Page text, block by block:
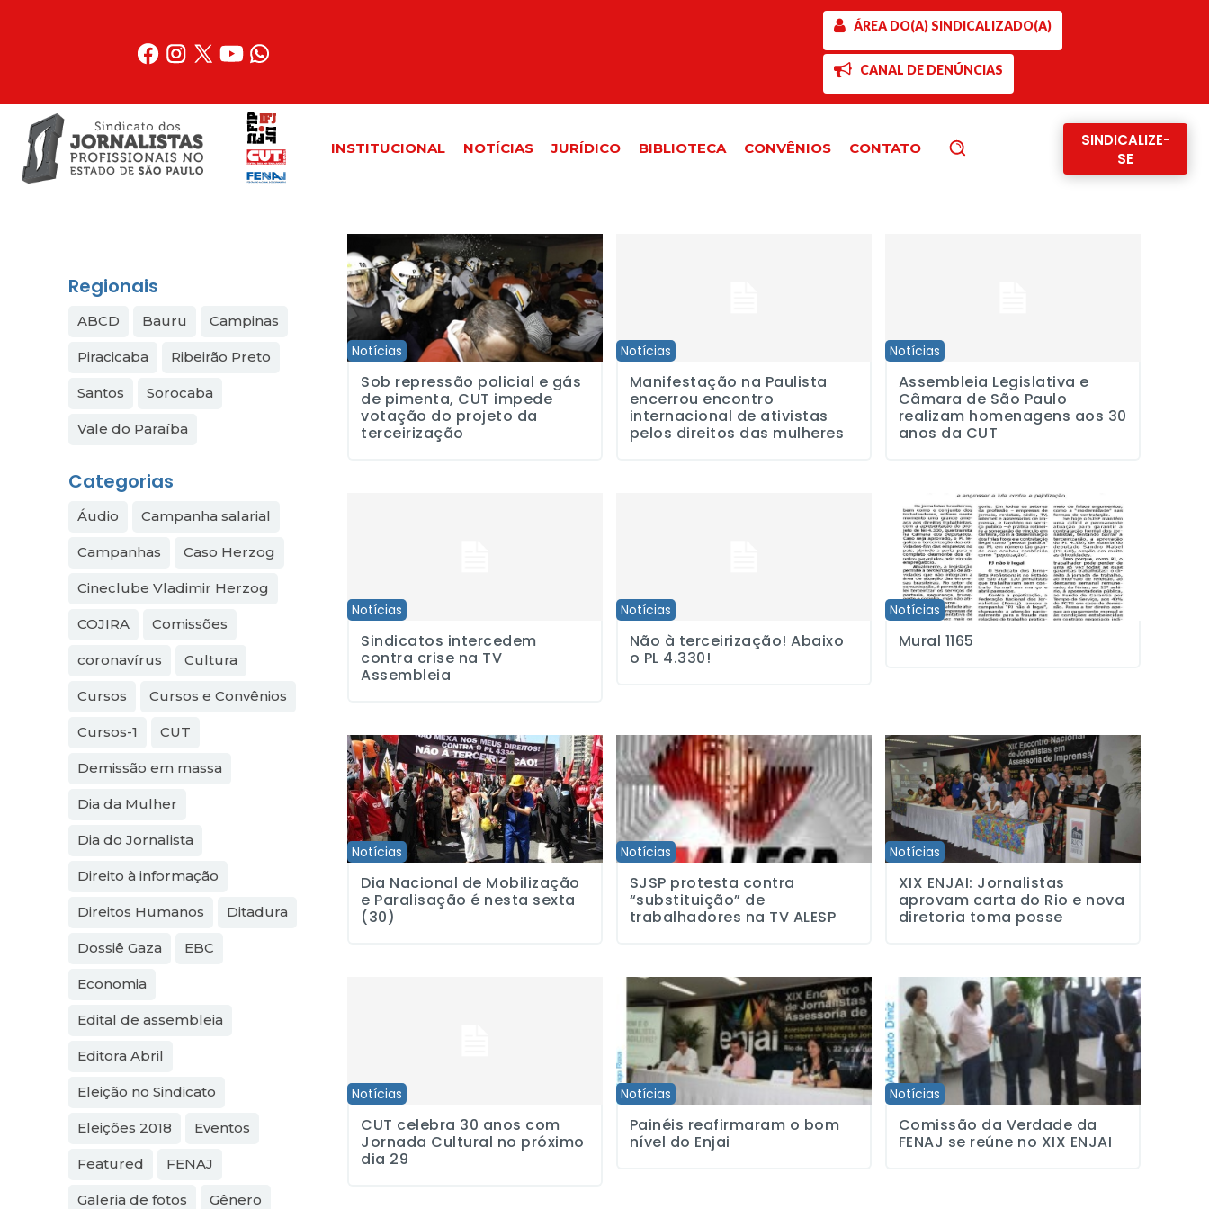
ÁREA DO(A) SINDICALIZADO(A)
CANAL DE DENÚNCIAS
INSTITUCIONAL NOTÍCIAS JURÍDICO BIBLIOTECA CONVÊNIOS CONTATO
SINDICALIZE-
SE
Regionais
ABCD Bauru Campinas
Piracicaba Ribeirão Preto
Santos Sorocaba
Vale do Paraíba
Categorias
Áudio Campanha salarial
Campanhas Caso Herzog
Cineclube Vladimir Herzog
COJIRA Comissões
coronavírus Cultura
Cursos Cursos e Convênios
Cursos-1 CUT
Demissão em massa
Dia da Mulher
Dia do Jornalista
Direito à informação
Direitos Humanos Ditadura
Dossiê Gaza EBC
Economia
Edital de assembleia
Editora Abril
Eleição no Sindicato
Eleições 2018 Eventos
Featured FENAJ
Galeria de fotos Gênero
Notícias
Sob repressão policial e gás de pimenta, CUT impede votação do projeto da terceirização
Sob repressão policial e gás
de pimenta, CUT impede
votação do projeto da
terceirização
Notícias
Manifestação na Paulista
encerrou encontro
internacional de ativistas
pelos direitos das mulheres
Notícias
Assembleia Legislativa e
Câmara de São Paulo
realizam homenagens aos 30
anos da CUT
Notícias
Sindicatos intercedem
contra crise na TV
Assembleia
Notícias
Não à terceirização! Abaixo
o PL 4.330!
Notícias
Mural 1165
Mural 1165
Notícias
Dia Nacional de Mobilização e Paralisação é nesta sexta (30)
Dia Nacional de Mobilização
e Paralisação é nesta sexta
(30)
Notícias
SJSP protesta contra “substituição” de trabalhadores na TV ALESP
SJSP protesta contra
“substituição” de
trabalhadores na TV ALESP
Notícias
XIX ENJAI: Jornalistas aprovam carta do Rio e nova
XIX ENJAI: Jornalistas
aprovam carta do Rio e nova
diretoria toma posse
Notícias
CUT celebra 30 anos com Jornada Cultural no próximo dia 29
CUT celebra 30 anos com
Jornada Cultural no próximo
dia 29
Notícias
Painéis reafirmaram o bom nível do Enjai
Painéis reafirmaram o bom
nível do Enjai
Notícias
Comissão da Verdade da FENAJ se reúne no XIX ENJAI
Comissão da Verdade da
FENAJ se reúne no XIX ENJAI